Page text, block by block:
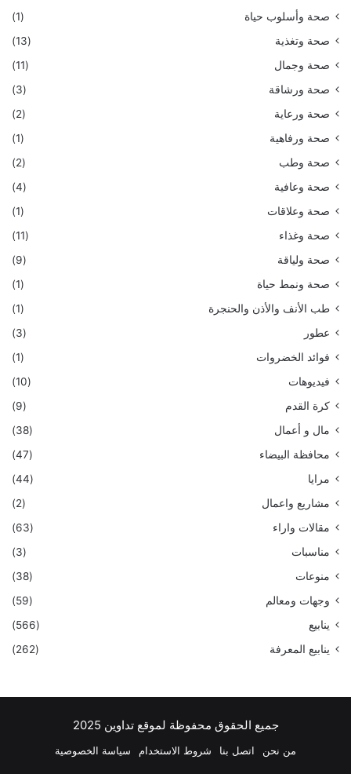
صحة وأسلوب حياة
(1)
صحة وتغذية
(13)
صحة وجمال
(11)
صحة ورشاقة
(3)
صحة ورعاية
(2)
صحة ورفاهية
(1)
صحة وطب
(2)
صحة وعافية
(4)
صحة وعلاقات
(1)
صحة وغذاء
(11)
صحة ولياقة
(9)
صحة ونمط حياة
(1)
طب الأنف والأذن والحنجرة
(1)
عطور
(3)
فوائد الخضروات
(1)
فيديوهات
(10)
كرة القدم
(9)
مال و أعمال
(38)
محافظة البيضاء
(47)
مرايا
(44)
مشاريع واعمال
(2)
مقالات واراء
(63)
مناسبات
(3)
منوعات
(38)
وجهات ومعالم
(59)
ينابيع
(566)
ينابيع المعرفة
(262)
جميع الحقوق محفوظة لموقع تداوين 2025
من نحن اتصل بنا شروط الاستخدام سياسة الخصوصية